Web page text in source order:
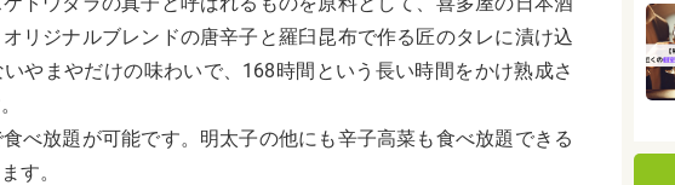
リジナルブレンドの唐辛子と羅臼昆布で作る匠のタレに漬け込
やまやだけの味わいで、 168時間という長い時間をかけ熟成さ
べ放題が可能です。明太子の他にも辛子高菜も食べ放題できる
す。